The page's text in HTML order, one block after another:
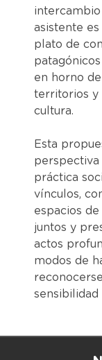
asistente es
plato de
en horno
territorios y
cultura.
Esta
perspectiva
práctica
vínculos,
espacios
juntos y
actos
modos de
sensibilidad